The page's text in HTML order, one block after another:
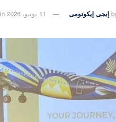
إيجى إيكونومى 11 يونيو، 2026 in